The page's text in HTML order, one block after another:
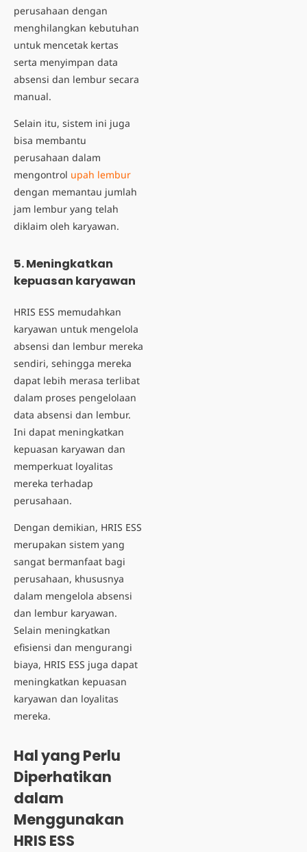
perusahaan dengan
menghilangkan kebutuhan
untuk mencetak kertas
serta menyimpan data
absensi dan lembur secara
manual.
Selain itu, sistem ini juga
bisa membantu
perusahaan dalam
mengontrol upah lembur
dengan memantau jumlah
jam lembur yang telah
diklaim oleh karyawan.
5. Meningkatkan
kepuasan karyawan
HRIS ESS memudahkan
karyawan untuk mengelola
absensi dan lembur mereka
sendiri, sehingga mereka
dapat lebih merasa terlibat
dalam proses pengelolaan
data absensi dan lembur.
Ini dapat meningkatkan
kepuasan karyawan dan
memperkuat loyalitas
mereka terhadap
perusahaan.
Dengan demikian, HRIS ESS
merupakan sistem yang
sangat bermanfaat bagi
perusahaan, khususnya
dalam mengelola absensi
dan lembur karyawan.
Selain meningkatkan
efisiensi dan mengurangi
biaya, HRIS ESS juga dapat
meningkatkan kepuasan
karyawan dan loyalitas
mereka.
Hal yang Perlu
Diperhatikan
dalam
Menggunakan
HRIS ESS